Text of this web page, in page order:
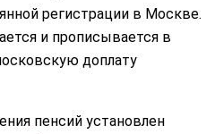
регистрации в Москве.
и прописывается в
доплату
пенсий установлен